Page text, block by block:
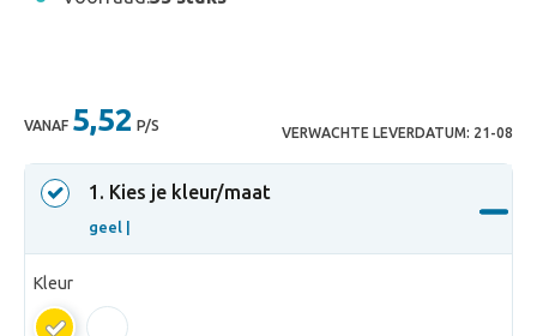
VANAF 5,52 P/S VERWACHTE LEVERDATUM: 21-08
1 . Kies je kleur/maat
geel |
Kleur